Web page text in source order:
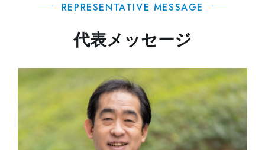
REPRESENTATIVE MESSAGE
代表メッセージ